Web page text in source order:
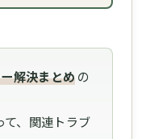
解決まとめの
、関連トラブ